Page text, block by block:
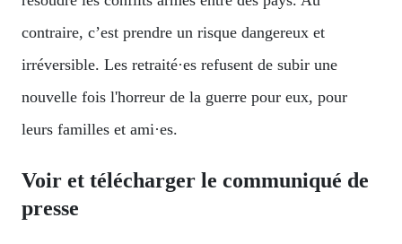
contraire, c’est prendre un risque dangereux et
irréversible. Les retraité·es refusent de subir une
nouvelle fois l'horreur de la guerre pour eux, pour
leurs familles et ami·es.
Voir et télécharger le communiqué de
presse